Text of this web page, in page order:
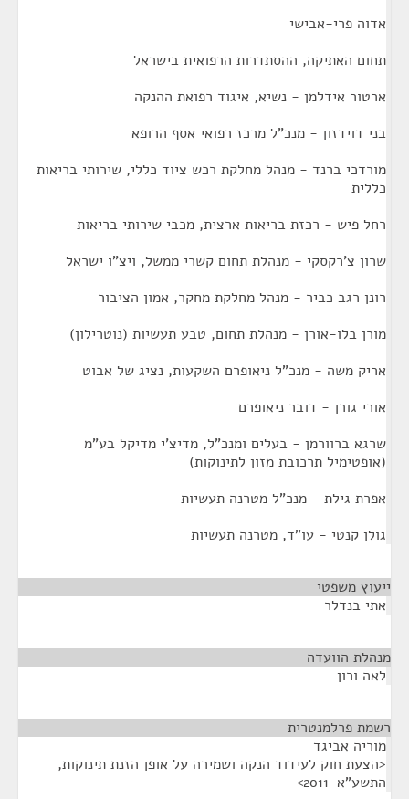
אדוה פרי-אבישי
תחום האתיקה, ההסתדרות הרפואית בישראל
ארטור אידלמן - נשיא, איגוד רפואת ההנקה
בני דוידזון - מנכ"ל מרכז רפואי אסף הרופא
מורדכי ברנד - מנהל מחלקת רכש ציוד כללי, שירותי בריאות
כללית
רחל פיש - רכזת בריאות ארצית, מכבי שירותי בריאות
שרון צ'רקסקי - מנהלת תחום קשרי ממשל, ויצ"ו ישראל
רונן רגב כביר - מנהל מחלקת מחקר, אמון הציבור
מורן בלו-אורן - מנהלת תחום, טבע תעשיות (נוטרילון)
אריק משה - מנכ"ל ניאופרם השקעות, נציג של אבוט
אורי גורן - דובר ניאופרם
שרגא ברוורמן - בעלים ומנכ"ל, מדיצ'י מדיקל בע"מ
(אופטימיל תרכובת מזון לתינוקות)
אפרת גילת - מנכ"ל מטרנה תעשיות
גולן קנטי - עו"ד, מטרנה תעשיות
ייעוץ משפטי
אתי בנדלר
מנהלת הוועדה
לאה ורון
רשמת פרלמנטרית
מוריה אביגד
<הצעת חוק לעידוד הנקה ושמירה על אופן הזנת תינוקות,
התשע"א-2011>